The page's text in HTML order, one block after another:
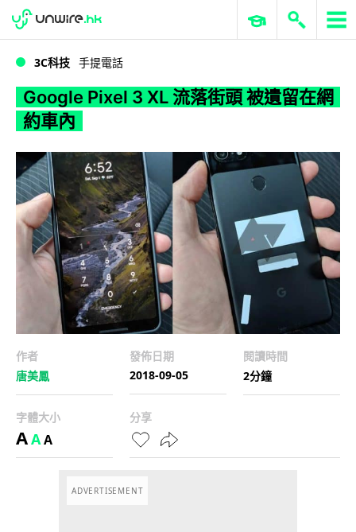
WWDC 2026 ERP 與商業 AI
3C科技 手提電話
Google Pixel 3 XL 流落街頭 被遺留在網
約車內
作者
唐美鳳
發佈日期
2018-09-05
閱讀時間
2分鐘
字體大小
AAA
分享
ADVERTISEMENT